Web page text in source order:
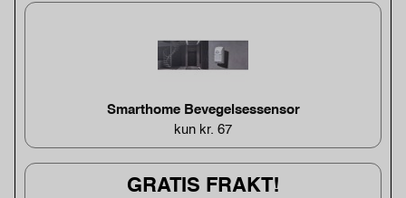
Smarthome Bevegelsessensor
kun kr. 67
GRATIS FRAKT!